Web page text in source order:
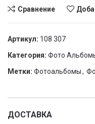
Сравнение
Артикул: 108 307
Категория: Фото
Метки: Фотоальбомы,
ДОСТАВКА